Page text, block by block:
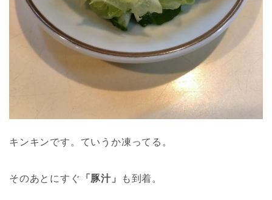
キンキンです。ていうか凍ってる。
そのあとにすぐ 「豚汁」 も到着。